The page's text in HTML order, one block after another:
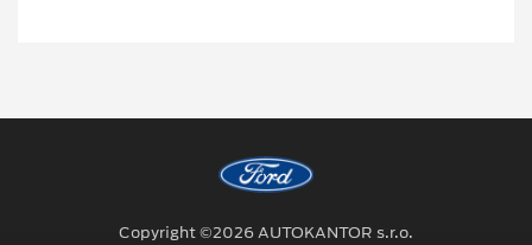
Copyright ©2026 AUTOKANTOR s.r.o.